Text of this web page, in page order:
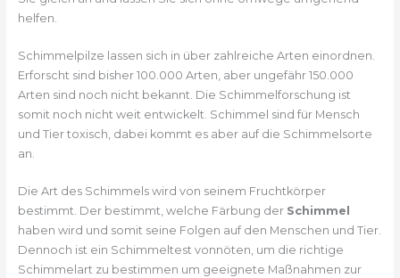
helfen.
Schimmelpilze lassen sich in über zahlreiche Arten einordnen.
Erforscht sind bisher 100.000 Arten, aber ungefähr 150.000
Arten sind noch nicht bekannt. Die Schimmelforschung ist
somit noch nicht weit entwickelt. Schimmel sind für Mensch
und Tier toxisch, dabei kommt es aber auf die Schimmelsorte
an.
Die Art des Schimmels wird von seinem Fruchtkörper
bestimmt. Der bestimmt, welche Färbung der Schimmel
haben wird und somit seine Folgen auf den Menschen und Tier.
Dennoch ist ein Schimmeltest vonnöten, um die richtige
Schimmelart zu bestimmen um geeignete Maßnahmen zur